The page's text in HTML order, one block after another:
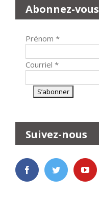
Abonnez-
Prénom *
Courriel *
Suivez-nous